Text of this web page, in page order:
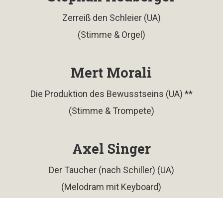
Zerreiß den Schleier (UA)
(Stimme & Orgel)
Mert Morali
Die Produktion des Bewusstseins (UA) **
(Stimme & Trompete)
Axel Singer
Der Taucher (nach Schiller) (UA)
(Melodram mit Keyboard)